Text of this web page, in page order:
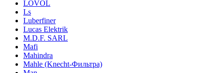
LOVOL
Ls
Luberfiner
Lucas Elektrik
M.D.F. SARL
Mafi
Mahindra
Mahle (Knecht-Фильтра)